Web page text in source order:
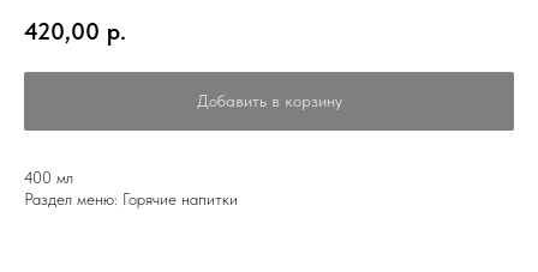
420,00 р.
Добавить в корзину
400 мл
Раздел меню: Горячие напитки